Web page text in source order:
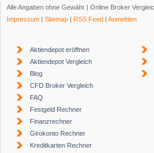
Alle Angaben ohne Gewähr | Online Broker
Impressum
Sitemap RSS Feed Anmelden
Aktiendepot eröffnen
Aktiendepot Vergleich
Blog
CFD Broker Vergleich
FAQ
Festgeld Rechner
Finanzrechner
Girokonto Rechner
Kreditkarten Rechner